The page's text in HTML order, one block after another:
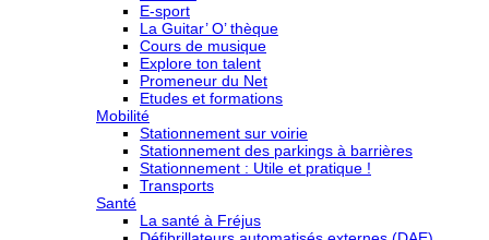
E-sport
La Guitar’ O’ thèque
Cours de musique
Explore ton talent
Promeneur du Net
Etudes et formations
Mobilité
Stationnement sur voirie
Stationnement des parkings à barrières
Stationnement : Utile et pratique !
Transports
Santé
La santé à Fréjus